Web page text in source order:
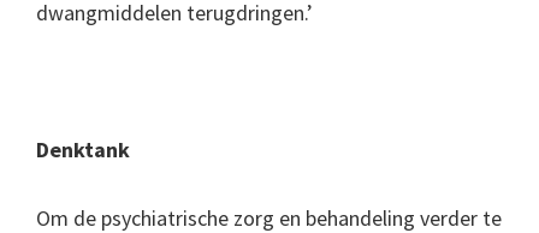
dwangmiddelen terugdringen.’
Denktank
Om de psychiatrische zorg en behandeling verder te